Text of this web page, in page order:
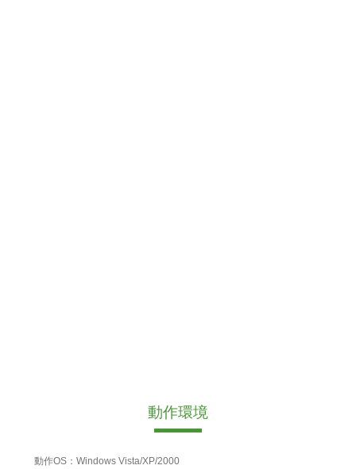
動作環境
動作OS：Windows Vista/XP/2000